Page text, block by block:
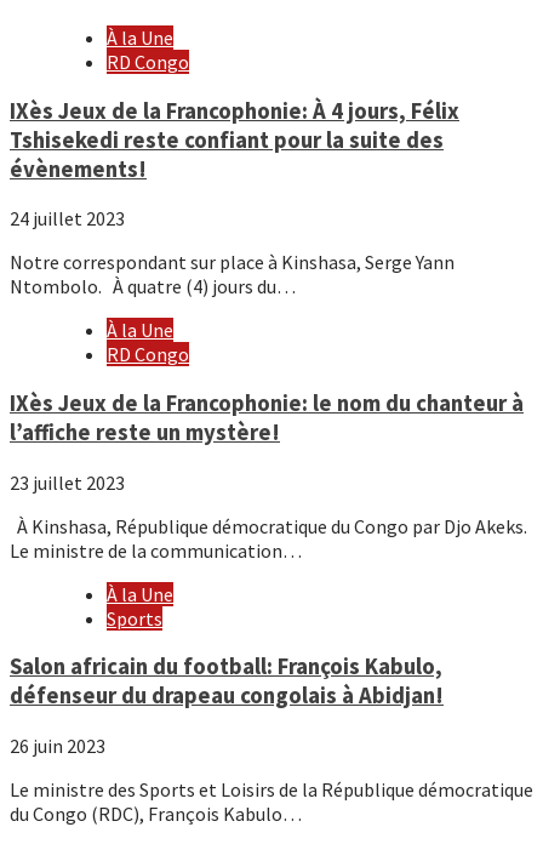
À la Une
RD Congo
IXès Jeux de la Francophonie: À 4 jours, Félix
Tshisekedi reste confiant pour la suite des
évènements!
24 juillet 2023
Notre correspondant sur place à Kinshasa, Serge Yann
Ntombolo. À quatre (4) jours du…
À la Une
RD Congo
IXès Jeux de la Francophonie: le nom du chanteur à
l’affiche reste un mystère!
23 juillet 2023
À Kinshasa, République démocratique du Congo par Djo Akeks.
Le ministre de la communication…
À la Une
Sports
Salon africain du football: François Kabulo,
défenseur du drapeau congolais à Abidjan!
26 juin 2023
Le ministre des Sports et Loisirs de la République démocratique
du Congo (RDC), François Kabulo…